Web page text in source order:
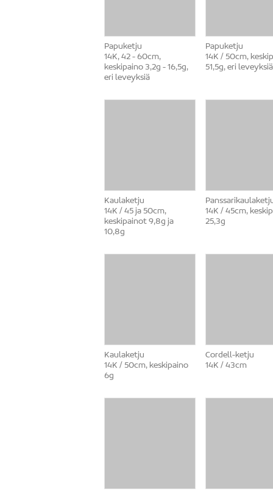
Papuketju
14K, 42 - 60cm,
keskipaino 3,2g - 16,5g,
eri leveyksiä
Papuketju
14K / 50cm,
51,5g, eri leveyksiä
Kaulaketju
14K / 45 ja 50cm,
keskipainot 9,8g ja
10,8g
14K / 45cm,
25,3g
Kaulaketju
14K / 50cm, keskipaino
6g
Cordell-ketju
14K / 43cm